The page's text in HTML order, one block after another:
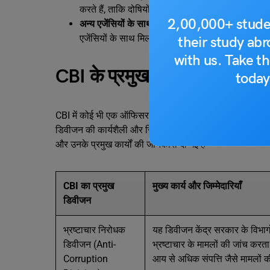
2,00,000+
their study
with us. Take
करते हैं, ताकि दोषियों के खिलाफ कानूनी कार्रवाई हो सके।
अन्य एजेंसियों के साथ समन्वय स्थापित करना: कई
एजेंसियों के साथ मिलकर काम करना पड़ता है, जिससे
CBI के प्रमुख डिवीजन और उनके
CBI में कोई भी एक ऑफिसर सारे काम नहीं करता है, बल्कि इस
डिवीजन की कार्यशैली और जिम्मेदारियां हर दूसरे डिवीजन से
और उनके प्रमुख कार्यों की जानकारी दी गई है –
CBI का प्रमुख
डिवीजन
मुख्य कार्य और जिम्मेदारियाँ
भ्रष्टाचार निरोधक
डिवीजन (Anti-
Corruption
यह डिवीजन केंद्र सरकार के
भ्रष्टाचार के मामलों की जांच
आय से अधिक संपत्ति जैसे मामलों